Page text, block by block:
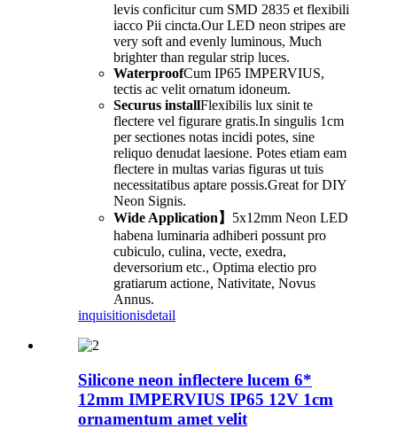
levis conficitur cum SMD 2835 et flexibili
iacco Pii cincta.Our LED neon stripes are
very soft and evenly luminous, Much
brighter than regular strip luces.
WaterproofCum IP65 IMPERVIUS,
tectis ac velit ornatum idoneum.
Securus installFlexibilis lux sinit te
flectere vel figurare gratis.In singulis 1cm
per sectiones notas incidi potes, sine
reliquo denudat laesione. Potes etiam eam
flectere in multas varias figuras ut tuis
necessitatibus aptare possis.Great for DIY
Neon Signis.
Wide Application】 5x12mm Neon LED
habena luminaria adhiberi possunt pro
cubiculo, culina, vecte, exedra,
deversorium etc., Optima electio pro
gratiarum actione, Nativitate, Novus
Annus.
inquisitionisdetail
Silicone neon inflectere lucem 6*
12mm IMPERVIUS IP65 12V 1cm
ornamentum amet velit